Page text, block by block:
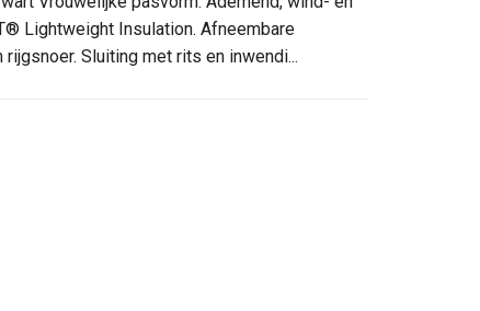
Lightweight Insulation. Afneembare
Sluiting met rits en inwendi...